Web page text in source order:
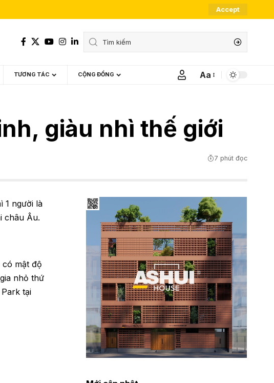
Accept
TƯƠNG TÁC CỘNG ĐỒNG
Font
Aa
giàu nhì thế giới
7 phút đọc
1 người là
châu Âu.
mật độ
nhỏ thứ
tại